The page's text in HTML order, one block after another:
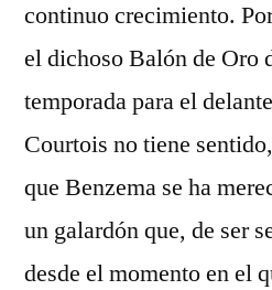
continuo crecimiento.
el dichoso Balón de Oro
temporada para el
Courtois no tiene
que Benzema se ha
un galardón que, de ser
desde el momento en el